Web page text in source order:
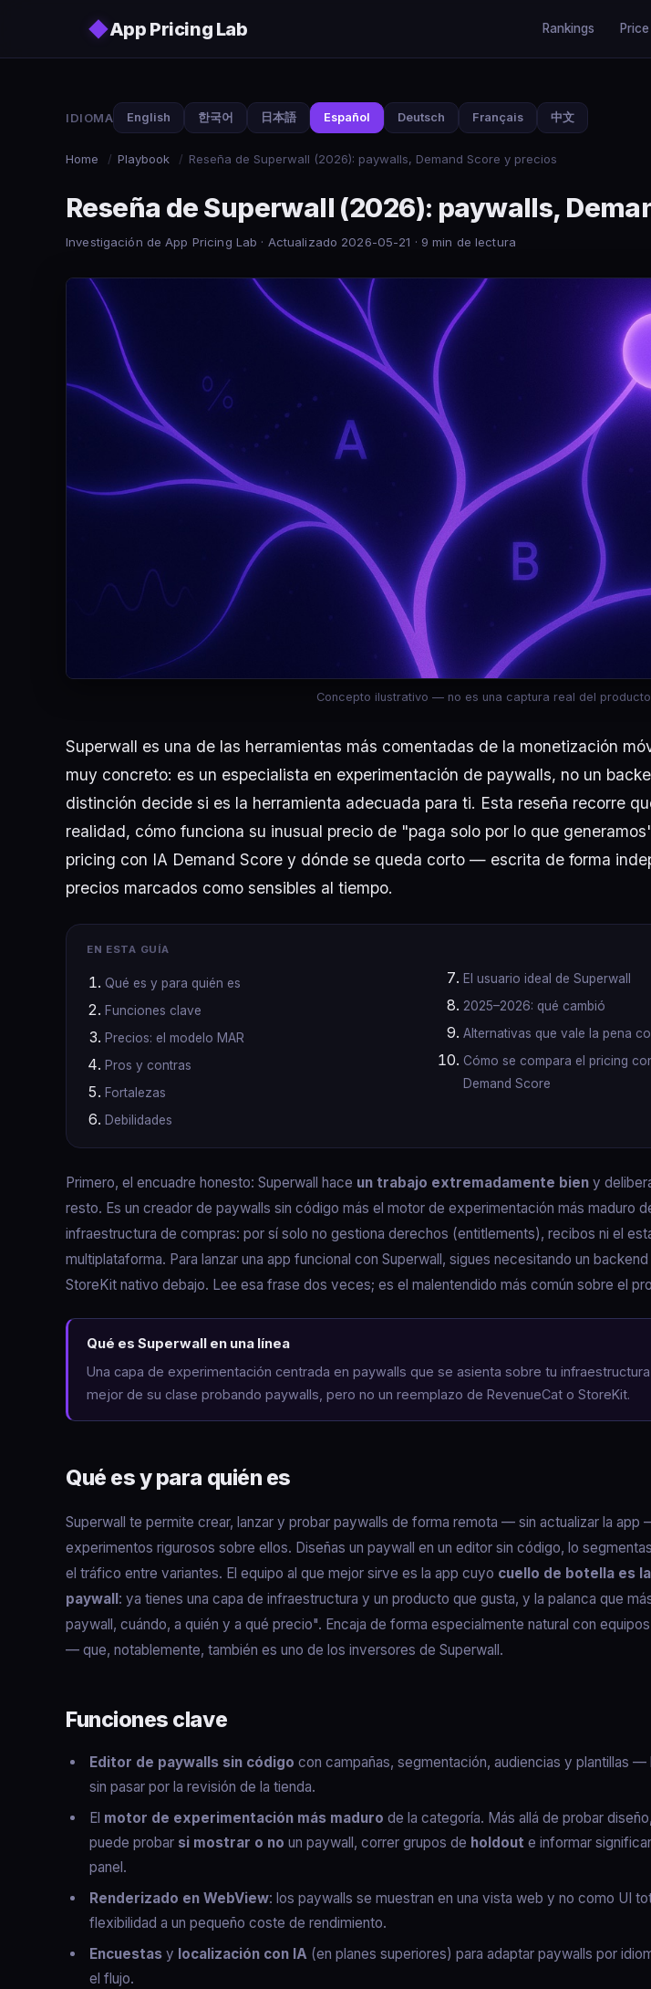
◆App Pricing Lab Rankings
IDIOMA English 한국어 日本語 Español Deutsch Français 中文
Home / Playbook / Reseña de Superwall (2026): paywalls, Demand Score y precios
Reseña de Superwall (2026): paywalls,
Investigación de App Pricing Lab · Actualizado 2026-05-21 · 9 min de lectura
Concepto ilustrativo — no es una captura real del
Superwall es una de las herramientas más comentadas de la monetización
muy concreto: es un especialista en experimentación de paywalls, no un
distinción decide si es la herramienta adecuada para ti. Esta reseña recorre
realidad, cómo funciona su inusual precio de "paga solo por lo que
pricing con IA Demand Score y dónde se queda corto — escrita de forma
precios marcados como sensibles al tiempo.
EN ESTA GUÍA
Qué es y para quién es
Funciones clave
Precios: el modelo MAR
Pros y contras
Fortalezas
Debilidades
El usuario ideal de Superwall
2025–2026: qué cambió
Alternativas que vale la pena
Cómo se compara el pricing
Demand Score
Primero, el encuadre honesto: Superwall hace un trabajo extremadamente bien y
resto. Es un creador de paywalls sin código más el motor de experimentación más maduro
infraestructura de compras: por sí solo no gestiona derechos (entitlements), recibos ni el
multiplataforma. Para lanzar una app funcional con Superwall, sigues necesitando un
StoreKit nativo debajo. Lee esa frase dos veces; es el malentendido más común sobre el
Qué es Superwall en una línea
Una capa de experimentación centrada en paywalls que se asienta sobre tu
mejor de su clase probando paywalls, pero no un reemplazo de RevenueCat o StoreKit.
Qué es y para quién es
Superwall te permite crear, lanzar y probar paywalls de forma remota — sin actualizar la
experimentos rigurosos sobre ellos. Diseñas un paywall en un editor sin código, lo
el tráfico entre variantes. El equipo al que mejor sirve es la app cuyo cuello de botella es
paywall: ya tienes una capa de infraestructura y un producto que gusta, y la palanca que
paywall, cuándo, a quién y a qué precio". Encaja de forma especialmente natural con
— que, notablemente, también es uno de los inversores de Superwall.
Funciones clave
Editor de paywalls sin código con campañas, segmentación, audiencias y plantillas —
sin pasar por la revisión de la tienda.
El motor de experimentación más maduro de la categoría. Más allá de probar
puede probar si mostrar o no un paywall, correr grupos de holdout e informar
panel.
Renderizado en WebView: los paywalls se muestran en una vista web y no como UI
flexibilidad a un pequeño coste de rendimiento.
Encuestas y localización con IA (en planes superiores) para adaptar paywalls por
el flujo.